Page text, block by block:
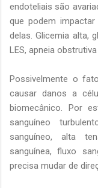
endoteliais são
que podem
delas. Glicemia alta,
LES, apneia
Possivelmente o
causar danos a
biomecânico. Por
sanguíneo
sanguíneo, alta
sanguínea, fluxo
precisa mudar de